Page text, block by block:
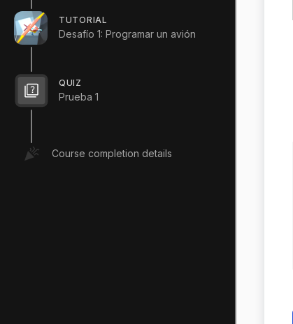
TUTORIAL
Desafío 1: Programar un avión
QUIZ
Prueba 1
Course completion details